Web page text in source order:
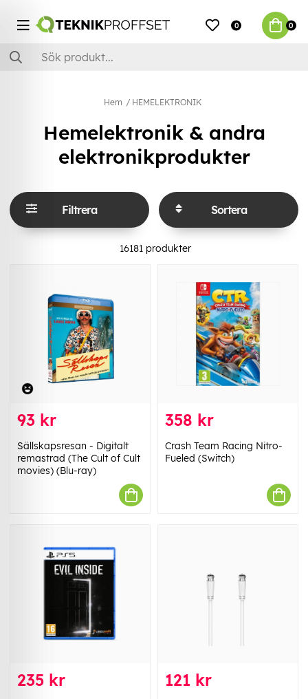
0 0
Hem HEMELEKTRONIK
Hemelektronik & andra
elektronikprodukter
Filtrera Sortera
16181 produkter
93 kr
Sällskapsresan - Digitalt
remastrad (The Cult of Cult
movies) (Blu-ray)
358 kr
Crash Team Racing Nitro-
Fueled (Switch)
235 kr 121 kr